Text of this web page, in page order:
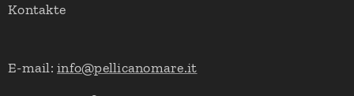
Kontakte
E-mail:info@pellicanomare.it